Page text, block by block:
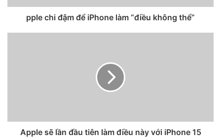
iPhone 12.
Dưới đây là tổng hợp tất cả các tin đồn ban đầu xung quanh
Theo nhà phân tích Ming-Chi Kuo, giống như loạt iPhone
12, “gia đình” iPhone 13 sẽ có bốn mẫu: iPhone 13, iPhone
pple chi đậm để iPhone làm “điều không thể”
Apple sẽ lần đầu tiên làm điều này với iPhone 15